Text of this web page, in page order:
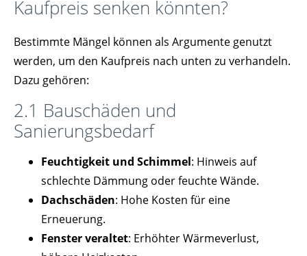
Kaufpreis senken könnten?
Bestimmte Mängel können als Argumente genutzt
werden, um den Kaufpreis nach unten zu verhandeln.
Dazu gehören:
2.1 Bauschäden und
Sanierungsbedarf
Feuchtigkeit und Schimmel: Hinweis auf
schlechte Dämmung oder feuchte Wände.
Dachschäden: Hohe Kosten für eine
Erneuerung.
Fenster veraltet: Erhöhter Wärmeverlust,